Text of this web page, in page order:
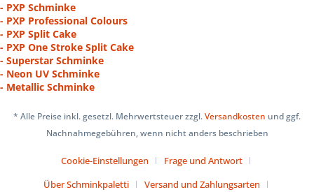
- PXP Schminke
- PXP Professional Colours
- PXP Split Cake
- PXP One Stroke Split Cake
- Superstar Schminke
- Neon UV Schminke
- Metallic Schminke
* Alle Preise inkl. gesetzl. Mehrwertsteuer zzgl.Versandkosten und ggf.
Nachnahmegebühren, wenn nicht anders beschrieben
Cookie-Einstellungen
Frage und Antwort
Über Schminkpaletti
Versand und Zahlungsarten